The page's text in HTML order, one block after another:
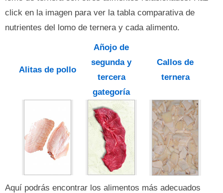
click en la imagen para ver la tabla comparativa de
nutrientes del lomo de ternera y cada alimento.
Alitas de pollo
Añojo de
segunda y
tercera
gategoría
Callos de
ternera
Aquí podrás encontrar los alimentos más adecuados